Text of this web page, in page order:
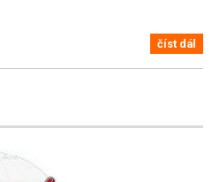
číst dál